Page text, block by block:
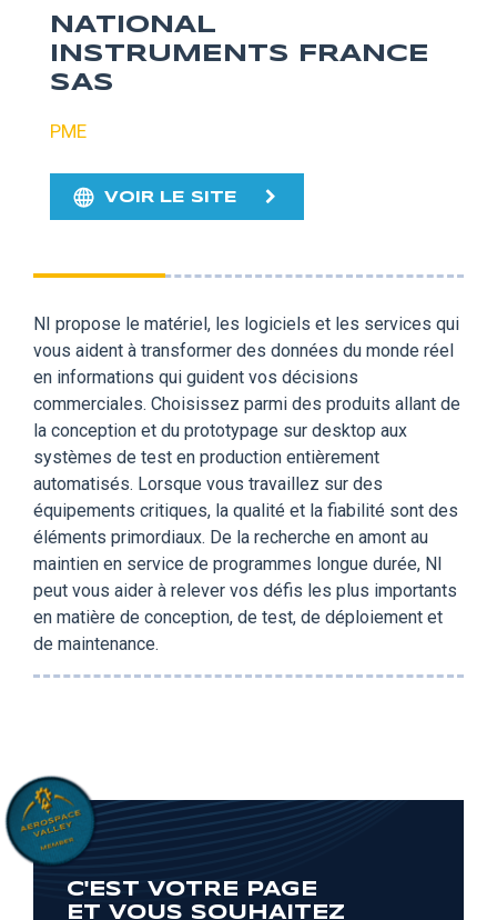
NATIONAL
INSTRUMENTS FRANCE
SAS
PME
VOIR LE SITE
NI propose le matériel, les logiciels et les services qui
vous aident à transformer des données du monde réel
en informations qui guident vos décisions
commerciales. Choisissez parmi des produits allant de
la conception et du prototypage sur desktop aux
systèmes de test en production entièrement
automatisés. Lorsque vous travaillez sur des
équipements critiques, la qualité et la fiabilité sont des
éléments primordiaux. De la recherche en amont au
maintien en service de programmes longue durée, NI
peut vous aider à relever vos défis les plus importants
en matière de conception, de test, de déploiement et
de maintenance.
C'EST VOTRE PAGE
ET VOUS SOUHAITEZ